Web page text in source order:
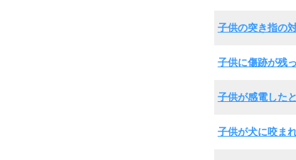
子供の突き指の
子供に傷跡が残
子供が感電した
子供が犬に咬ま